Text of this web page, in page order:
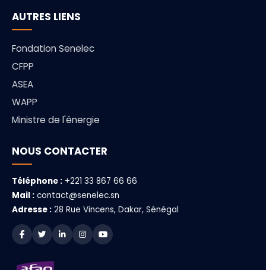
AUTRES LIENS
Fondation Senelec
CFPP
ASEA
WAPP
Ministre de l'énergie
NOUS CONTACTER
Téléphone : +221 33 867 66 66
Mail : contact@senelec.sn
Adresse : 28 Rue Vincens, Dakar, Sénégal